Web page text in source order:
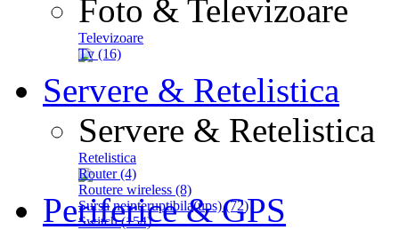
Foto & Televizoare
Televizoare
Tv (16)
Servere & Retelistica
Servere & Retelistica
Retelistica
Router (4)
Routere wireless (8)
Sursa neinteruptibila(ups) (72)
Switch (154)
Periferice & GPS